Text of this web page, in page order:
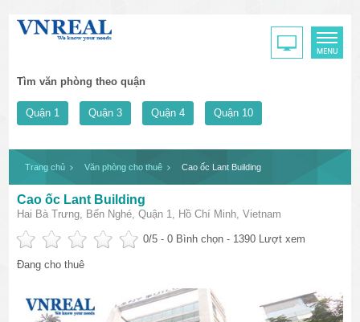
Tìm văn phòng theo quận
Quận 1 Quận 3 Quận 4 Quận 10
Trang chủ Văn phòng cho thuê Cao ốc Lant Building
Cao ốc Lant Building
Hai Bà Trưng, Bến Nghé, Quận 1, Hồ Chí Minh, Vietnam
0/5 -0 Bình chọn - 1390 Lượt xem
Đang cho thuê